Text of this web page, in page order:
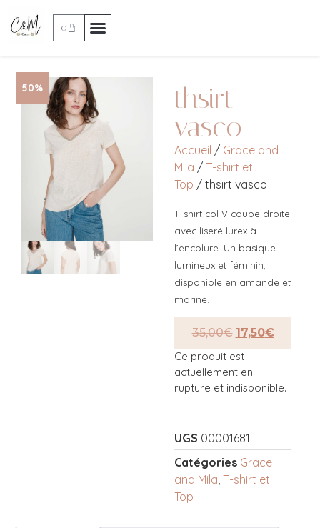
0
50%
thsirt
vasco
Accueil / Grace and
Mila / T-shirt et
Top / thsirt vasco
T-shirt col V coupe droite
avec liseré lurex à
l’encolure. Un basique
lumineux et féminin,
disponible en amande et
marine.
35,00€ 17,50€
Ce produit est
actuellement en
rupture et indisponible.
UGS 00001681
Catégories Grace
and Mila T-shirt et
Top